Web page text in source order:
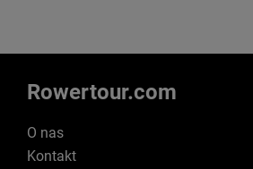
Rowertour.com
O nas
Kontakt